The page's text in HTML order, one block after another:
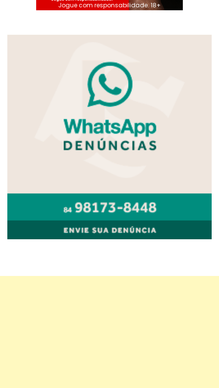
Jogue com responsabilidade. 18+